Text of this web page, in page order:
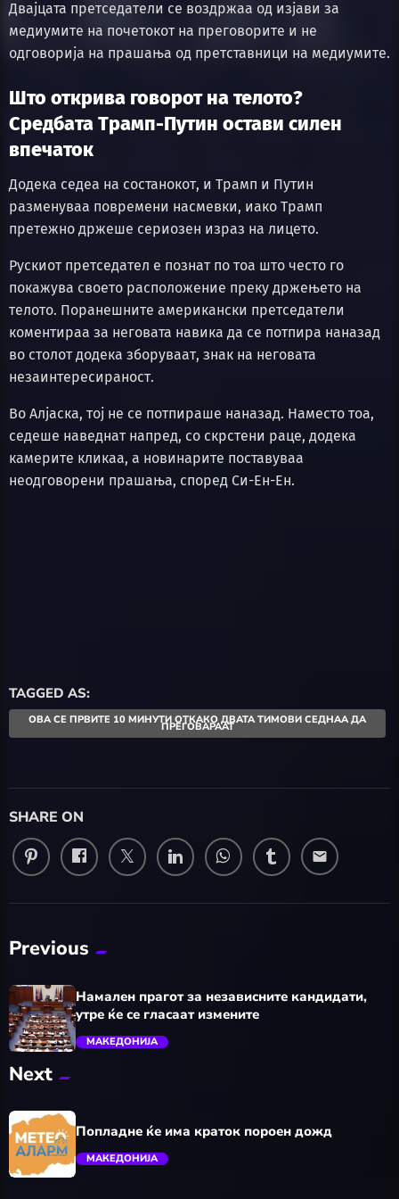
Двајцата претседатели се воздржаа од изјави за
медиумите на почетокот на преговорите и не
одговорија на прашања од претставници на медиумите.
Што открива говорот на телото?
Средбата Трамп-Путин остави силен
впечаток
Додека седеа на состанокот, и Трамп и Путин
разменуваа повремени насмевки, иако Трамп
претежно држеше сериозен израз на лицето.
Рускиот претседател е познат по тоа што често го
покажува своето расположение преку држењето на
телото. Поранешните американски претседатели
коментираа за неговата навика да се потпира наназад
во столот додека зборуваат, знак на неговата
незаинтересираност.
Во Алјаска, тој не се потпираше наназад. Наместо тоа,
седеше наведнат напред, со скрстени раце, додека
камерите кликаа, а новинарите поставуваа
неодговорени прашања, според Си-Ен-Ен.
TAGGED AS:
ОВА СЕ ПРВИТЕ 10 МИНУТИ ОТКАКО ДВАТА ТИМОВИ СЕДНАА ДА
ПРЕГОВАРААТ
SHARE ON
email
Previous
Намален прагот за независните кандидати,
утре ќе се гласаат измените
МАКЕДОНИЈА
Next
Попладне ќе има краток пороен дожд
МАКЕДОНИЈА